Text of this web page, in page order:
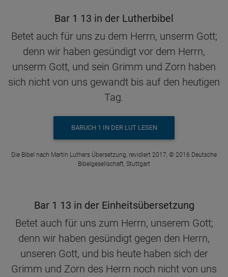
Bar 1 13 in der Lutherbibel
Betet auch für uns zu dem Herrn, unserm Gott;
denn wir haben gesündigt vor dem Herrn,
unserm Gott, und sein Grimm und Zorn haben
sich nicht von uns gewandt bis auf den heutigen
Tag.
BARUCH 1 IN DER LUT LESEN
Die Bibel nach Martin Luthers Übersetzung, revidiert 2017, © 2016 Deutsche
Bibelgesellschaft, Stuttgart
Bar 1 13 in der Einheitsübersetzung
Betet auch für uns zum Herrn, unserem Gott;
denn wir haben gesündigt gegen den Herrn,
unseren Gott, und bis heute haben sich der
Grimm und Zorn des Herrn noch nicht von uns